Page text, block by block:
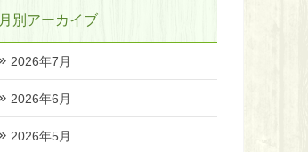
月別アーカイブ
2026年7月
2026年6月
2026年5月